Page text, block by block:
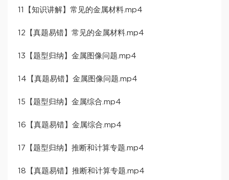
11【知识讲解】常见的金属材料.mp4
12【真题易错】常见的金属材料.mp4
13【题型归纳】金属图像问题.mp4
14【真题易错】金属图像问题.mp4
15【题型归纳】金属综合.mp4
16【真题易错】金属综合.mp4
17【题型归纳】推断和计算专题.mp4
18【真题易错】推断和计算专题.mp4